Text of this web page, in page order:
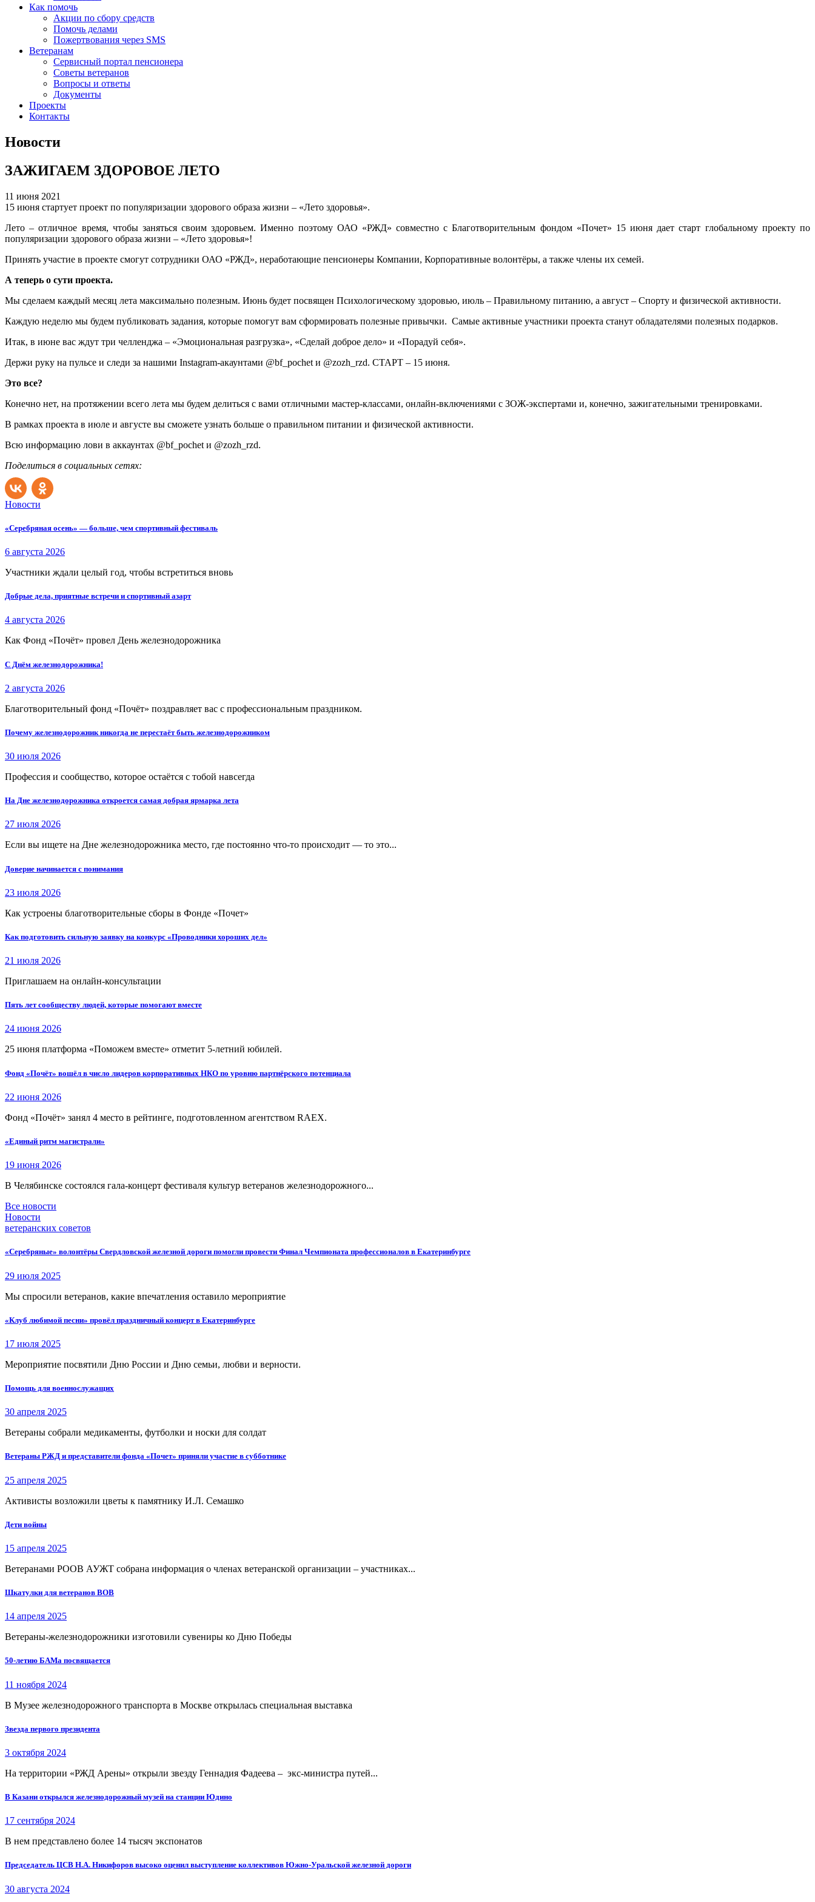
Как помочь
Акции по сбору средств
Помочь делами
Пожертвования через SMS
Ветеранам
Сервисный портал пенсионера
Советы ветеранов
Вопросы и ответы
Документы
Проекты
Контакты
Новости
ЗАЖИГАЕМ ЗДОРОВОЕ ЛЕТО
11 июня 2021
15 июня стартует проект по популяризации здорового образа жизни – «Лето здоровья».
Лето – отличное время, чтобы заняться своим здоровьем. Именно поэтому ОАО «РЖД» совместно с Благотворительным фондом «Почет» 15 июня дает старт глобальному проекту по
популяризации здорового образа жизни – «Лето здоровья»!
Принять участие в проекте смогут сотрудники ОАО «РЖД», неработающие пенсионеры Компании, Корпоративные волонтёры, а также члены их семей.
А теперь о сути проекта.
Мы сделаем каждый месяц лета максимально полезным. Июнь будет посвящен Психологическому здоровью, июль – Правильному питанию, а август – Спорту и физической активности.
Каждую неделю мы будем публиковать задания, которые помогут вам сформировать полезные привычки. Самые активные участники проекта станут обладателями полезных подарков.
Итак, в июне вас ждут три челленджа – «Эмоциональная разгрузка», «Сделай доброе дело» и «Порадуй себя».
Держи руку на пульсе и следи за нашими Instagram-акаунтами @bf_pochet и @zozh_rzd. СТАРТ – 15 июня.
Это все?
Конечно нет, на протяжении всего лета мы будем делиться с вами отличными мастер-классами, онлайн-включениями с ЗОЖ-экспертами и, конечно, зажигательными тренировками.
В рамках проекта в июле и августе вы сможете узнать больше о правильном питании и физической активности.
Всю информацию лови в аккаунтах @bf_pochet и @zozh_rzd.
Поделиться в социальных сетях:
Новости
«Серебряная осень» — больше, чем спортивный фестиваль
6 августа 2026
Участники ждали целый год, чтобы встретиться вновь
Добрые дела, приятные встречи и спортивный азарт
4 августа 2026
Как Фонд «Почёт» провел День железнодорожника
С Днём железнодорожника!
2 августа 2026
Благотворительный фонд «Почёт» поздравляет вас с профессиональным праздником.
Почему железнодорожник никогда не перестаёт быть железнодорожником
30 июля 2026
Профессия и сообщество, которое остаётся с тобой навсегда
На Дне железнодорожника откроется самая добрая ярмарка лета
27 июля 2026
Если вы ищете на Дне железнодорожника место, где постоянно что-то происходит — то это...
Доверие начинается с понимания
23 июля 2026
Как устроены благотворительные сборы в Фонде «Почет»
Как подготовить сильную заявку на конкурс «Проводники хороших дел»
21 июля 2026
Приглашаем на онлайн-консультации
Пять лет сообществу людей, которые помогают вместе
24 июня 2026
25 июня платформа «Поможем вместе» отметит 5-летний юбилей.
Фонд «Почёт» вошёл в число лидеров корпоративных НКО по уровню партнёрского потенциала
22 июня 2026
Фонд «Почёт» занял 4 место в рейтинге, подготовленном агентством RAEX.
«Единый ритм магистрали»
19 июня 2026
В Челябинске состоялся гала-концерт фестиваля культур ветеранов железнодорожного...
Все новости
Новости
ветеранских советов
«Серебряные» волонтёры Свердловской железной дороги помогли провести Финал Чемпионата профессионалов в Екатеринбурге
29 июля 2025
Мы спросили ветеранов, какие впечатления оставило мероприятие
«Клуб любимой песни» провёл праздничный концерт в Екатеринбурге
17 июля 2025
Мероприятие посвятили Дню России и Дню семьи, любви и верности.
Помощь для военнослужащих
30 апреля 2025
Ветераны собрали медикаменты, футболки и носки для солдат
Ветераны РЖД и представители фонда «Почет» приняли участие в субботнике
25 апреля 2025
Активисты возложили цветы к памятнику И.Л. Семашко
Дети войны
15 апреля 2025
Ветеранами РООВ АУЖТ собрана информация о членах ветеранской организации – участниках...
Шкатулки для ветеранов ВОВ
14 апреля 2025
Ветераны-железнодорожники изготовили сувениры ко Дню Победы
50-летию БАМа посвящается
11 ноября 2024
В Музее железнодорожного транспорта в Москве открылась специальная выставка
Звезда первого президента
3 октября 2024
На территории «РЖД Арены» открыли звезду Геннадия Фадеева – экс-министра путей...
В Казани открылся железнодорожный музей на станции Юдино
17 сентября 2024
В нем представлено более 14 тысяч экспонатов
Председатель ЦСВ Н.А. Никифоров высоко оценил выступление коллективов Южно-Уральской железной дороги
30 августа 2024